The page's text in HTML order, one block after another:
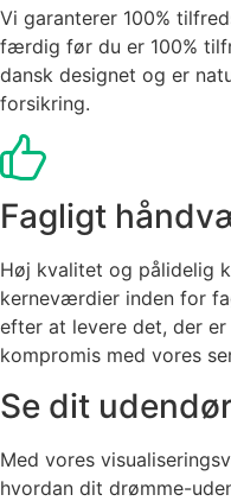
Vi garanterer 100%
færdig før du er 100%
dansk designet og er
forsikring.
Fagligt
Høj kvalitet og pålidelig
kerneværdier inden for
efter at levere det, der
kompromis med vores
Se dit
Med vores
hvordan dit drømme-